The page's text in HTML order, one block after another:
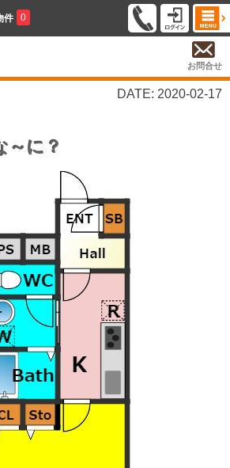
件 0
お問合せ
DATE: 2020-02-17
～に？